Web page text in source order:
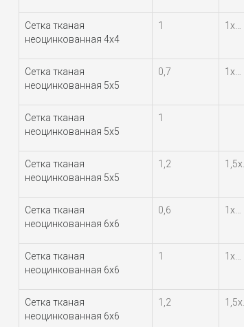
Сетка тканая
неоцинкованная 4х4
1 1х…
Сетка тканая
неоцинкованная 5х5
0,7 1х…
Сетка тканая
неоцинкованная 5х5
1
Сетка тканая
неоцинкованная 5х5
1,2 1,5х...
Сетка тканая
неоцинкованная 6х6
0,6 1х…
Сетка тканая
неоцинкованная 6х6
1 1х…
Сетка тканая
неоцинкованная 6х6
1,2 1,5х...